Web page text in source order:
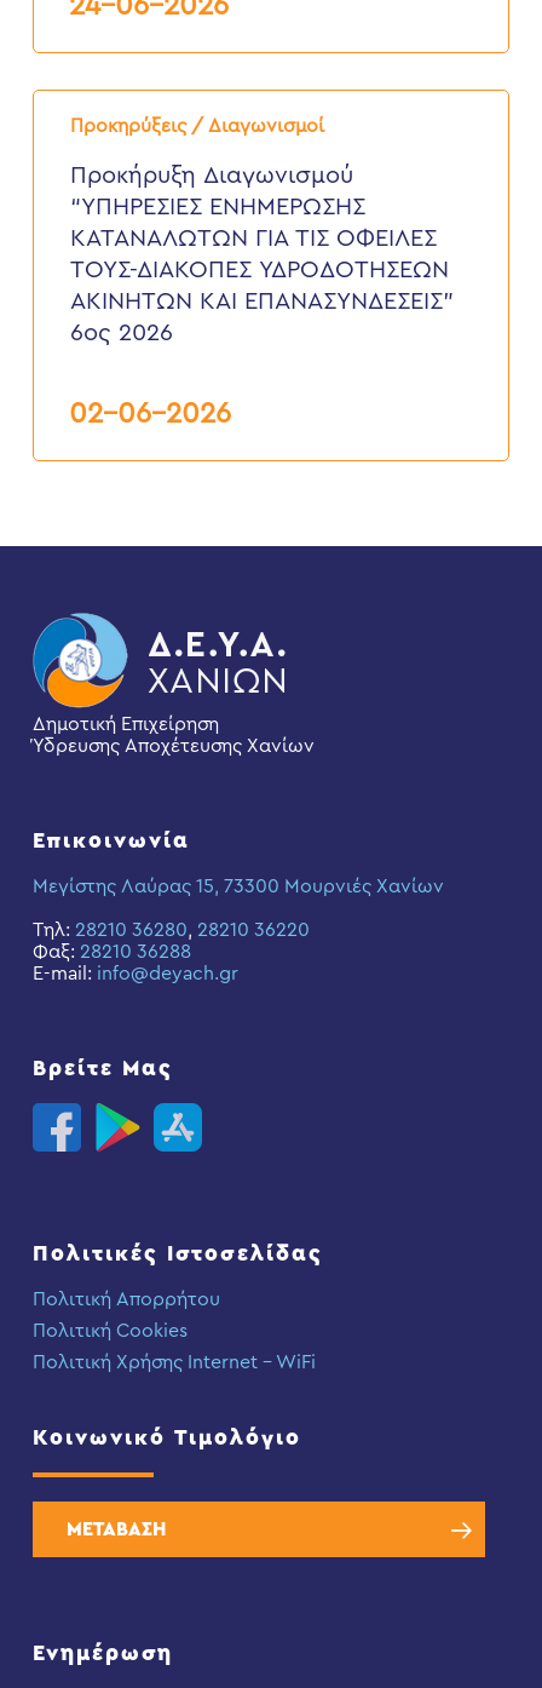
24-06-2026
Προκηρύξεις / Διαγωνισμοί
Προκήρυξη
Διαγωνισμού
ΕΝΗΜΕΡΩΣΗΣ
ΚΑΤΑΝΑΛΩΤΩΝ
ΟΦΕΙΛΕΣ
ΤΟΥΣ-
ΔΙΑΚΟΠΕΣ
ΑΚΙΝΗΤΩΝ
2026
Προκήρυξη Διαγωνισμού
“ΥΠΗΡΕΣΙΕΣ ΕΝΗΜΕΡΩΣΗΣ
ΚΑΤΑΝΑΛΩΤΩΝ ΓΙΑ ΤΙΣ ΟΦΕΙΛΕΣ
ΤΟΥΣ-ΔΙΑΚΟΠΕΣ ΥΔΡΟΔΟΤΗΣΕΩΝ
ΑΚΙΝΗΤΩΝ ΚΑΙ ΕΠΑΝΑΣΥΝΔΕΣΕΙΣ”
6ος 2026
02-06-2026
Δημοτική Επιχείρηση
Ύδρευσης Αποχέτευσης Χανίων
Επικοινωνία
Μεγίστης Λαύρας 15, 73300 Μουρνιές Χανίων
Τηλ: 28210 36280, 28210 36220
Φαξ: 28210 36288
E-mail: info@deyach.gr
Βρείτε Μας
Πολιτικές Ιστοσελίδας
Πολιτική Απορρήτου
Πολιτική Cookies
Πολιτική Χρήσης Internet – WiFi
Κοινωνικό Τιμολόγιο
ΜΕΤΑΒΑΣΗ
Ενημέρωση